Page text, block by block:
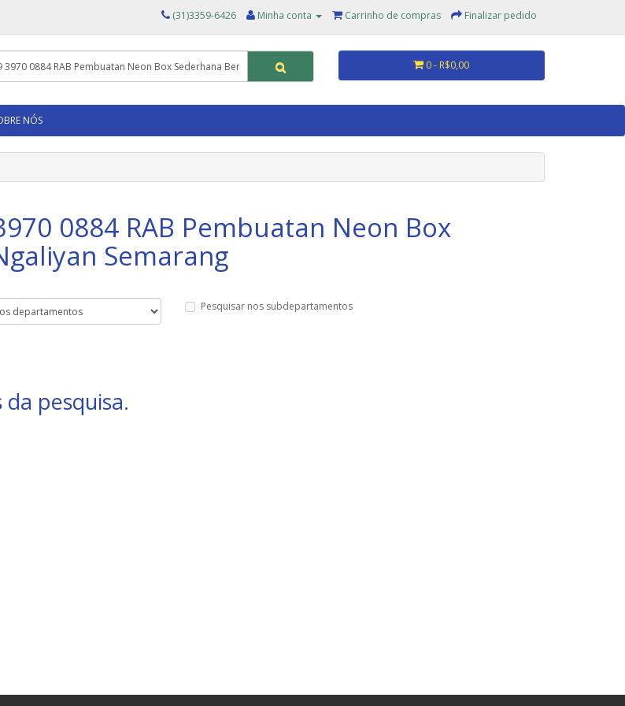
(31)3359-6426 Minha conta Carrinho de compras Finalizar pedido
0 - R$0,00
NÓS
0884 RAB Pembuatan Neon Box
Semarang
Pesquisar nos subdepartamentos
pesquisa.